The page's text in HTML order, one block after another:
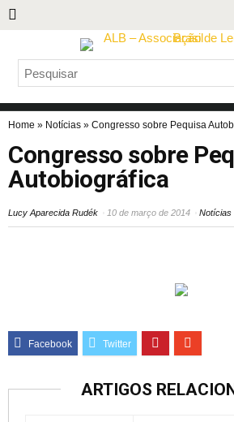
Home » Notícias » Congresso sobre Pequisa
Congresso sobre
Autobiográfica
Lucy Aparecida Rudék 10 de março de 2014 Notícias
ARTIGOS